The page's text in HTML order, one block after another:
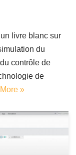
livre blanc sur
du
contrôle de
de
»